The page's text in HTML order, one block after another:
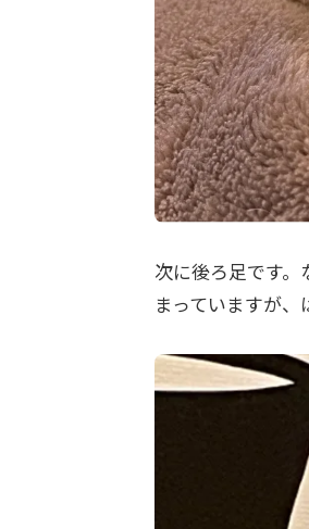
次に後ろ足です
まっていますが、